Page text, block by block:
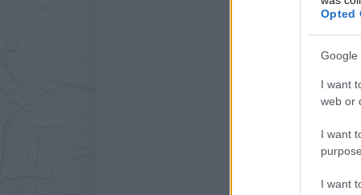
Opted
Google
I want
web or
I want
I want